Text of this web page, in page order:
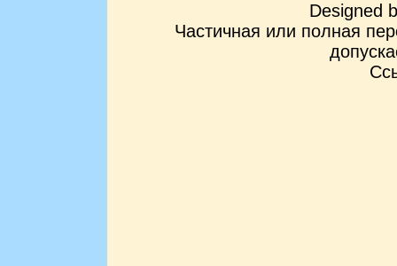
Designed
Частичная или полная